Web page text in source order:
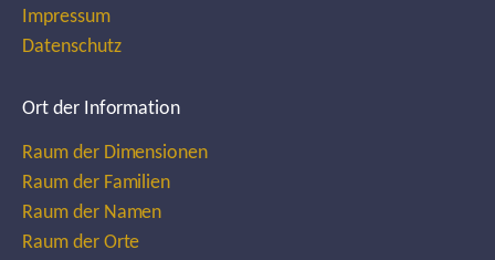
Impressum
Datenschutz
Ort der Information
Raum der Dimensionen
Raum der Familien
Raum der Namen
Raum der Orte